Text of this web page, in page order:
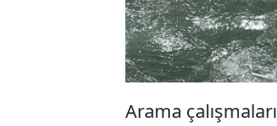
Arama